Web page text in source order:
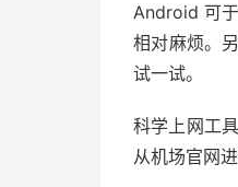
Android 可
相对麻烦。
试一试。
科学上网工
从机场官网